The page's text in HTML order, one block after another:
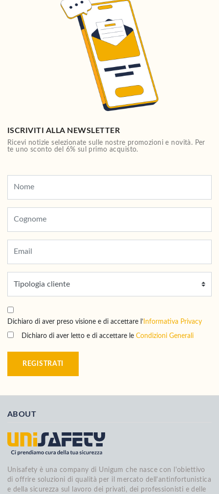
ISCRIVITI ALLA NEWSLETTER
Ricevi notizie selezionate sulle nostre promozioni e novità. Per
te uno sconto del 6% sul primo acquisto.
Dichiaro di aver preso visione e di accettare l’ Informativa Privacy
Dichiaro di aver letto e di accettare le Condizioni Generali
REGISTRATI
ABOUT
Unisafety è una company di Unigum che nasce con l'obiettivo
di offrire soluzioni di qualità per il mercato dell'antinfortunistica
e della sicurezza sul lavoro dei privati, dei professionisti e delle